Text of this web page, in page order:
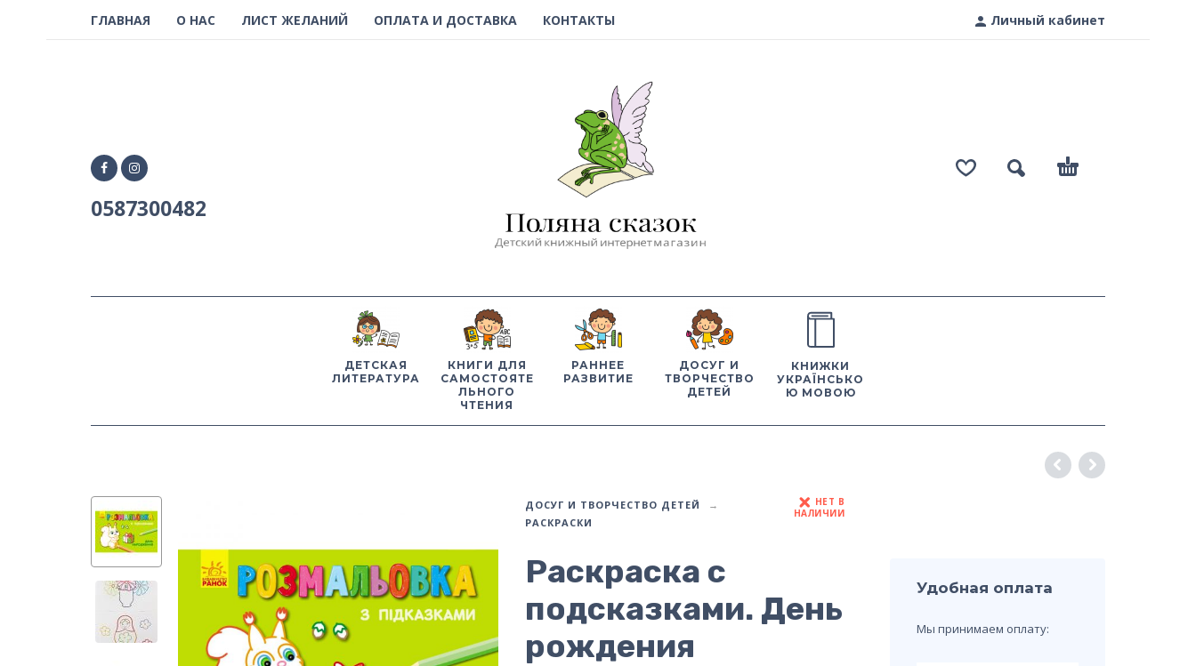
Личный кабинет
ГЛАВНАЯ О НАС ЛИСТ ЖЕЛАНИЙ ОПЛАТА И ДОСТАВКА КОНТАКТЫ
0587300482
ДЕТСКАЯ
ЛИТЕРАТУРА
КНИГИ ДЛЯ
САМОСТОЯТЕ
ЛЬНОГО
ЧТЕНИЯ
РАННЕЕ
РАЗВИТИЕ
ДОСУГ И
ТВОРЧЕСТВО
ДЕТЕЙ
КНИЖКИ
УКРАЇНСЬКО
Ю МОВОЮ
ДОСУГ И ТВОРЧЕСТВО ДЕТЕЙ
РАСКРАСКИ
НЕТ В
НАЛИЧИИ
Раскраска с
подсказками. День
рождения
Удобная оплата
Мы принимаем оплату: